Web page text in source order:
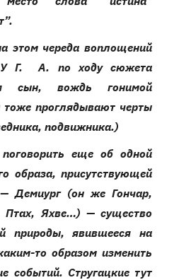
этом череда воплощений
У Г. А. по ходу сюжета
сын, вождь гонимой
проглядывают черты
подвижника.)
еще об одной
образа, присутствующей
Демиург (он же Гончар,
Птах, Яхве…) — существо
природы, явившееся на
то образом изменить
событий. Стругацкие тут